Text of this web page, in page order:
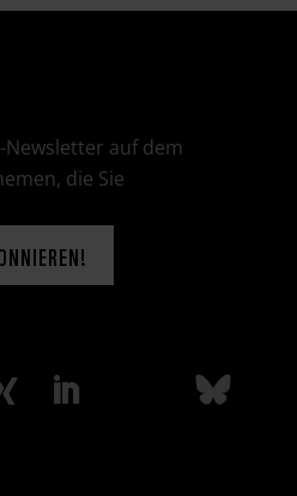
Newsletter auf dem
die Sie